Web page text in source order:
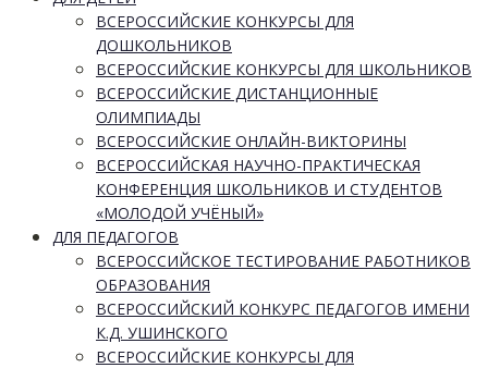
ВСЕРОССИЙСКИЕ КОНКУРСЫ ДЛЯ
ДОШКОЛЬНИКОВ
ВСЕРОССИЙСКИЕ КОНКУРСЫ ДЛЯ ШКОЛЬНИКОВ
ВСЕРОССИЙСКИЕ ДИСТАНЦИОННЫЕ
ОЛИМПИАДЫ
ВСЕРОССИЙСКИЕ ОНЛАЙН-ВИКТОРИНЫ
ВСЕРОССИЙСКАЯ НАУЧНО-ПРАКТИЧЕСКАЯ
КОНФЕРЕНЦИЯ ШКОЛЬНИКОВ И СТУДЕНТОВ
«МОЛОДОЙ УЧЁНЫЙ»
ДЛЯ ПЕДАГОГОВ
ВСЕРОССИЙСКОЕ ТЕСТИРОВАНИЕ РАБОТНИКОВ
ОБРАЗОВАНИЯ
ВСЕРОССИЙСКИЙ КОНКУРС ПЕДАГОГОВ ИМЕНИ
К.Д. УШИНСКОГО
ВСЕРОССИЙСКИЕ КОНКУРСЫ ДЛЯ